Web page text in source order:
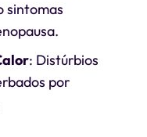
sintomas
: Distúrbios
por